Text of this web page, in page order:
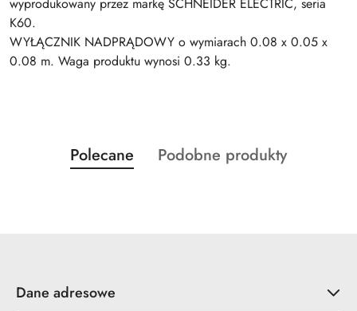
K60.
WYŁĄCZNIK NADPRĄDOWY o wymiarach 0.08 x 0.05 x
0.08 m. Waga produktu wynosi 0.33 kg.
Pomiń karuzelę produktów
Produkty
o
Polecane
Produkty
Podobne produkty
Dane adresowe